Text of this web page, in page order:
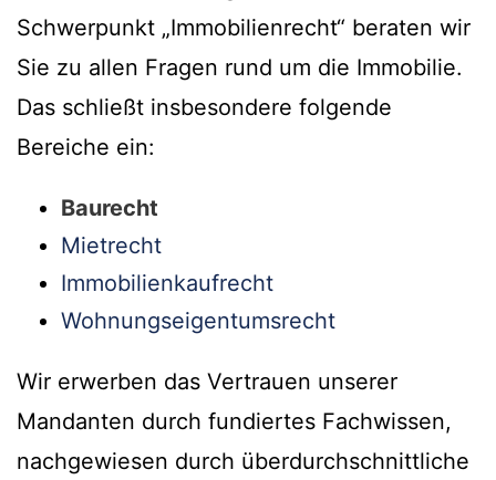
Schwerpunkt „Immobilienrecht“ beraten wir
Sie zu allen Fragen rund um die Immobilie.
Das schließt insbesondere folgende
Bereiche ein:
Baurecht
Mietrecht
Immobilienkaufrecht
Wohnungseigentumsrecht
Wir erwerben das Vertrauen unserer
Mandanten durch fundiertes Fachwissen,
nachgewiesen durch überdurchschnittliche